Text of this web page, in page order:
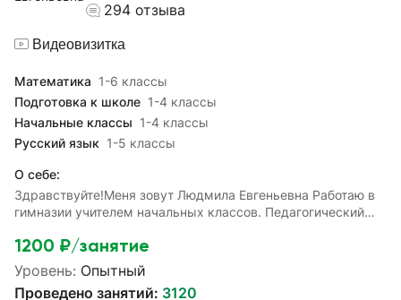
294 отзыва
Видеовизитка
Математика 1-6 классы
Подготовка к школе 1-4 классы
Начальные классы 1-4 классы
Русский язык 1-5 классы
1200 ₽/занятие
Уровень: Опытный
Проведено занятий: 3120
О себе:
Здравствуйте!Меня зовут Людмила Евгеньевна Работаю в
гимназии учителем начальных классов. Педагогический
категорию.С удовольствием помогу вашим детям освоить
материал начальной школы подготовиться к олимпиадам,
контрольным работам, к школе, восполнить пробелы в
знаниях и разобрать непонятные темы.Чтобы сдать ВПР по